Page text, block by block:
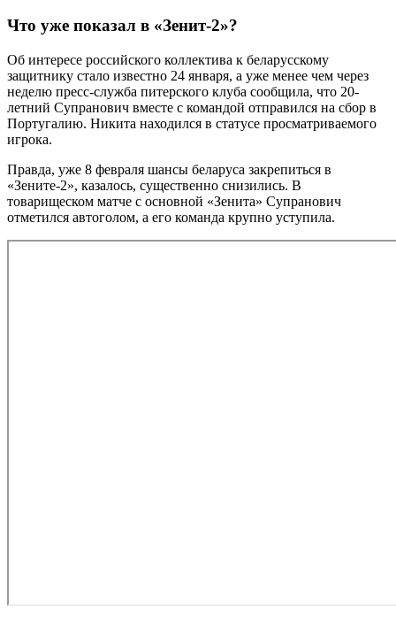
Что уже показал в «Зенит-2»?
Об интересе российского коллектива к беларусскому
защитнику стало известно 24 января, а уже менее чем через
неделю пресс-служба питерского клуба сообщила, что 20-
летний Супранович вместе с командой отправился на сбор в
Португалию. Никита находился в статусе просматриваемого
игрока.
Правда, уже 8 февраля шансы беларуса закрепиться в
«Зените-2», казалось, существенно снизились. В
товарищеском матче с основной «Зенита» Супранович
отметился автоголом, а его команда крупно уступила.